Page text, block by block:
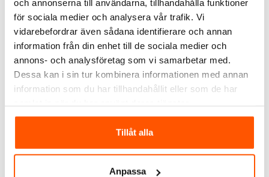
och annonserna till användarna, tillhandahålla funktioner
för sociala medier och analysera vår trafik. Vi
vidarebefordrar även sådana identifierare och annan
information från din enhet till de sociala medier och
annons- och analysföretag som vi samarbetar med.
Dessa kan i sin tur kombinera informationen med annan
information som du har tillhandahållit eller som de har
Tillåt alla
Anpassa
ALTERNATIVA PRODUKTER